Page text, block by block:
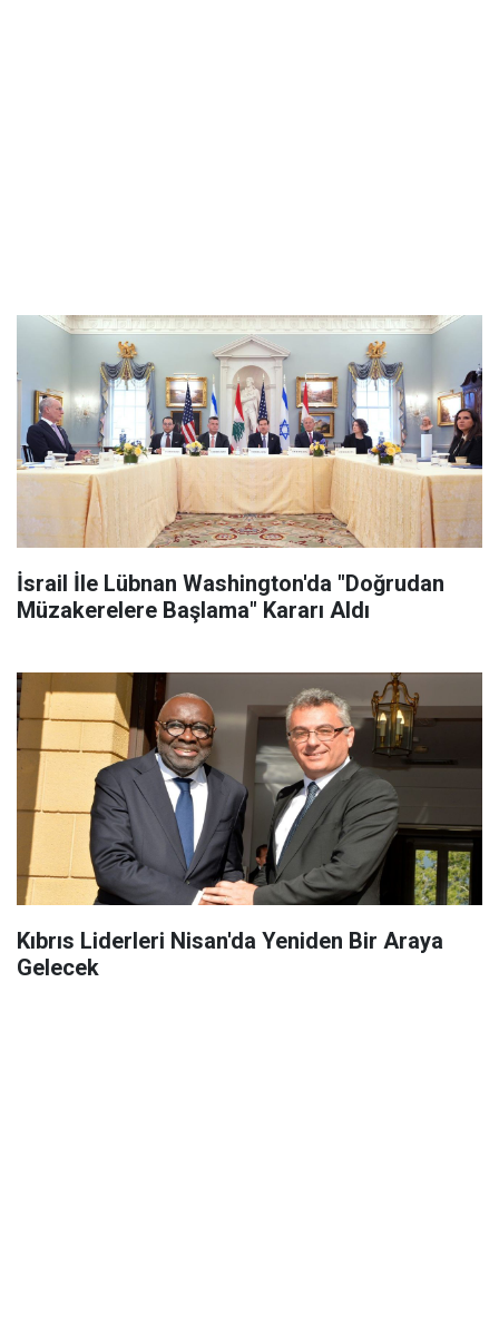
İsrail İle Lübnan Washington'da "Doğrudan
Müzakerelere Başlama" Kararı Aldı
Kıbrıs Liderleri Nisan'da Yeniden Bir Araya
Gelecek